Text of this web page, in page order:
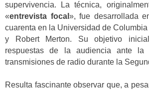
supervivencia. La técnica,
«entrevista focal », fue desarrollada
cuarenta en la Universidad de
y Robert Merton. Su objetivo
respuestas de la audiencia ante la
transmisiones de radio durante la
Resulta fascinante observar que, a